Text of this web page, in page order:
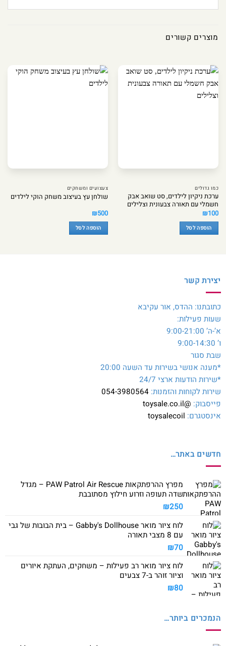
מוצרים קשורים
כמו גדולים
ערכת ניקיון לילדים, סט שואב אבק
חשמלי עם תאורה צבעונית וצלילים
₪100
הוספה לסל
צעצועים ומשחקים
שולחן עץ בעיצוב משחק הוקי לילדים
₪500
הוספה לסל
יצירת קשר
כתובתנו: ההדס, אור עקיבא
שעות פעילות:
א’-ה’ 9:00-21:00
ו’ 9:00-14:30
שבת סגור
*מענה אנושי בשירות עד השעה 20:00
*שירות הודעות ארצי 24/7
שירות לקוחות והזמנות: 054-3980564
פייסבוק: @toysale.co.il
אינסטגרם: toysalecoil
חדשים באתר…
מפרץ ההרפתקאות PAW Patrol Air Rescue – מגדל
שדה תעופה וזרוע חילוץ מסתובבת
₪250
לוח ציור מואר Gabby's Dollhouse – בית הבובות של גבי
עם 8 מצבי תאורה
₪70
לוח ציור מואר רב פעילות – משחקים, העתקת איורים
וציור זוהר ב-7 צבעים
₪80
הנמכרים ביותר…